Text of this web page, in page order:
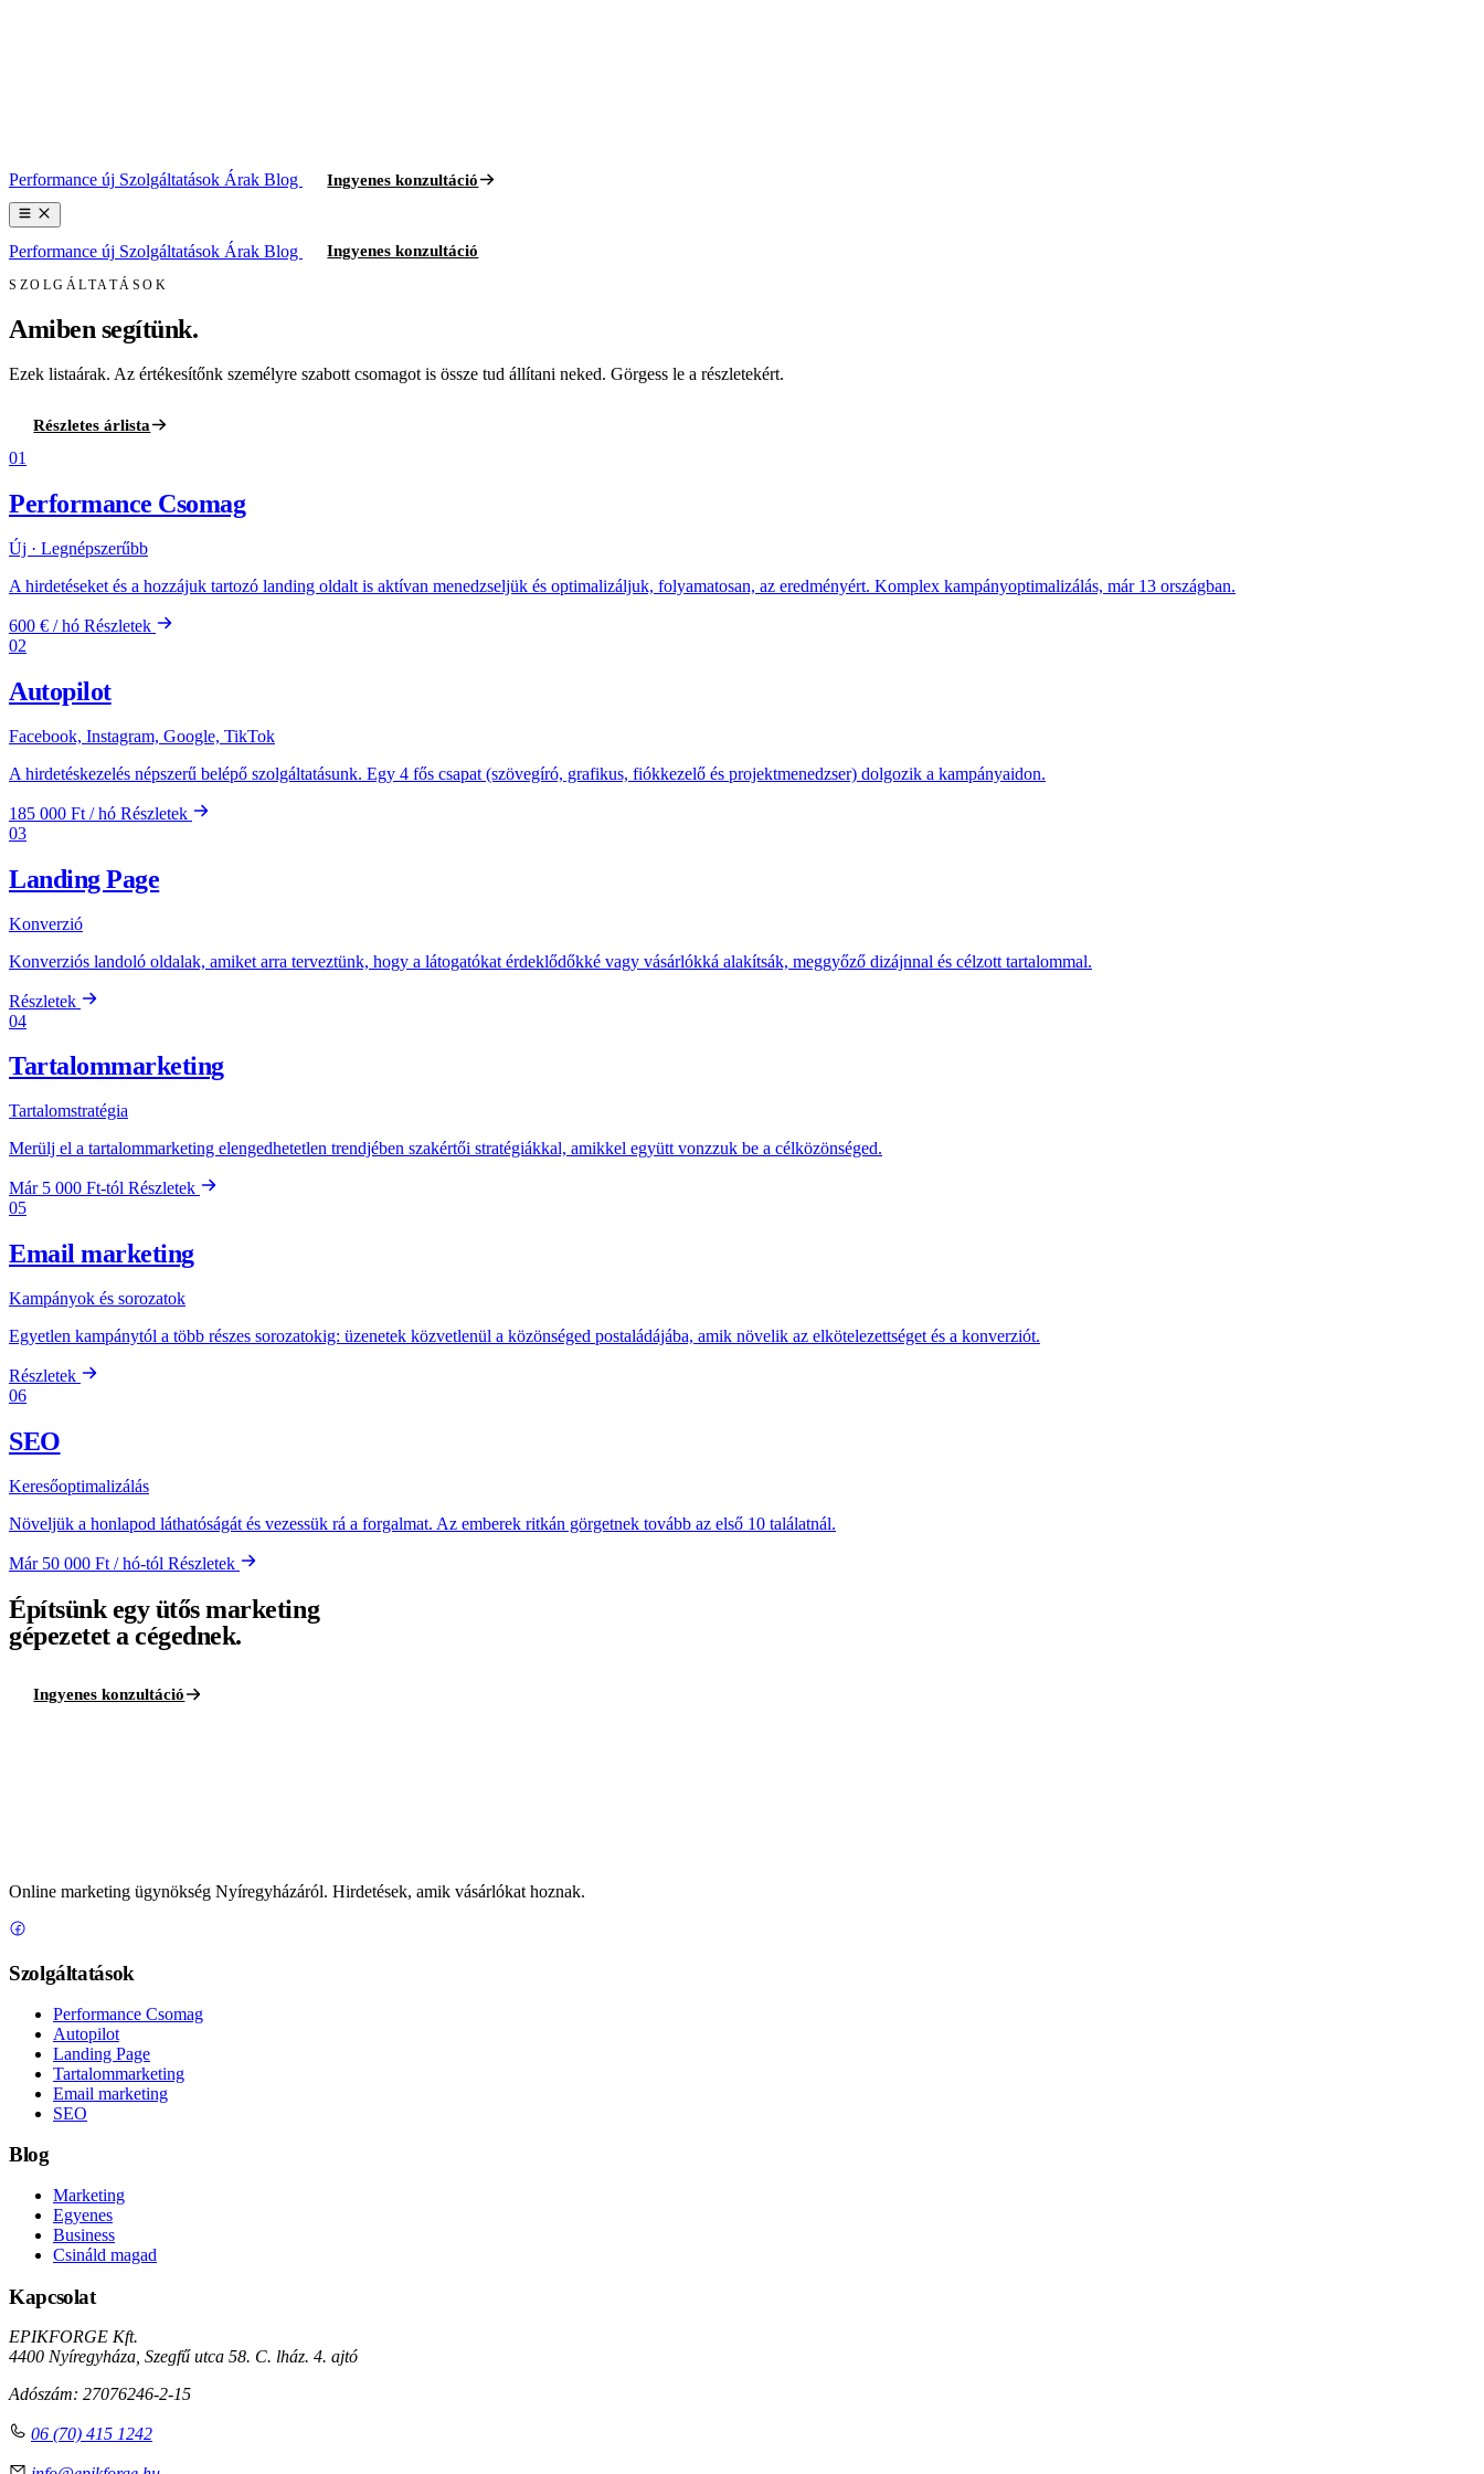
Performance új Szolgáltatások Árak Blog Ingyenes konzultáció
Performance új Szolgáltatások Árak Blog Ingyenes konzultáció
SZOLGÁLTATÁSOK
Amiben segítünk.
Ezek listaárak. Az értékesítőnk személyre szabott csomagot is össze tud állítani neked. Görgess le a részletekért.
Részletes árlista
01
Performance Csomag
Új · Legnépszerűbb
A hirdetéseket és a hozzájuk tartozó landing oldalt is aktívan menedzseljük és optimalizáljuk, folyamatosan, az eredményért. Komplex kampányoptimalizálás, már 13 országban.
600 € / hó Részletek
02
Autopilot
Facebook, Instagram, Google, TikTok
A hirdetéskezelés népszerű belépő szolgáltatásunk. Egy 4 fős csapat (szövegíró, grafikus, fiókkezelő és projektmenedzser) dolgozik a kampányaidon.
185 000 Ft / hó Részletek
03
Landing Page
Konverzió
Konverziós landoló oldalak, amiket arra terveztünk, hogy a látogatókat érdeklődőkké vagy vásárlókká alakítsák, meggyőző dizájnnal és célzott tartalommal.
Részletek
04
Tartalommarketing
Tartalomstratégia
Merülj el a tartalommarketing elengedhetetlen trendjében szakértői stratégiákkal, amikkel együtt vonzzuk be a célközönséged.
Már 5 000 Ft-tól Részletek
05
Email marketing
Kampányok és sorozatok
Egyetlen kampánytól a több részes sorozatokig: üzenetek közvetlenül a közönséged postaládájába, amik növelik az elkötelezettséget és a konverziót.
Részletek
06
SEO
Keresőoptimalizálás
Növeljük a honlapod láthatóságát és vezessük rá a forgalmat. Az emberek ritkán görgetnek tovább az első 10 találatnál.
Már 50 000 Ft / hó-tól Részletek
Építsünk egy ütős marketing
gépezetet a cégednek.
Ingyenes konzultáció
Online marketing ügynökség Nyíregyházáról. Hirdetések, amik vásárlókat hoznak.
Szolgáltatások
Performance Csomag
Autopilot
Landing Page
Tartalommarketing
Email marketing
SEO
Blog
Marketing
Egyenes
Business
Csináld magad
Kapcsolat
EPIKFORGE Kft.
4400 Nyíregyháza, Szegfű utca 58. C. lház. 4. ajtó
Adószám: 27076246-2-15
06 (70) 415 1242